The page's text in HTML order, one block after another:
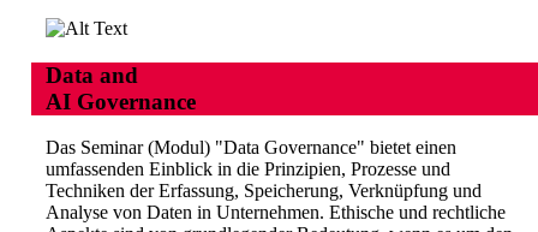
Data and
AI Governance
Das Seminar (Modul) "Data Governance" bietet einen
umfassenden Einblick in die Prinzipien, Prozesse und
Techniken der Erfassung, Speicherung, Verknüpfung und
Analyse von Daten in Unternehmen. Ethische und rechtliche